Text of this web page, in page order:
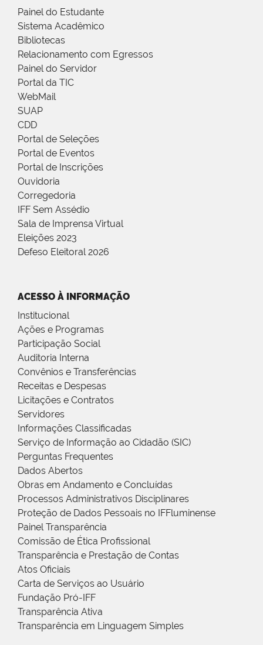
Painel do Estudante
Sistema Acadêmico
Bibliotecas
Relacionamento com Egressos
Painel do Servidor
Portal da TIC
WebMail
SUAP
CDD
Portal de Seleções
Portal de Eventos
Portal de Inscrições
Ouvidoria
Corregedoria
IFF Sem Assédio
Sala de Imprensa Virtual
Eleições 2023
Defeso Eleitoral 2026
ACESSO À INFORMAÇÃO
Institucional
Ações e Programas
Participação Social
Auditoria Interna
Convênios e Transferências
Receitas e Despesas
Licitações e Contratos
Servidores
Informações Classificadas
Serviço de Informação ao Cidadão (SIC)
Perguntas Frequentes
Dados Abertos
Obras em Andamento e Concluídas
Processos Administrativos Disciplinares
Proteção de Dados Pessoais no IFFluminense
Painel Transparência
Comissão de Ética Profissional
Transparência e Prestação de Contas
Atos Oficiais
Carta de Serviços ao Usuário
Fundação Pró-IFF
Transparência Ativa
Transparência em Linguagem Simples